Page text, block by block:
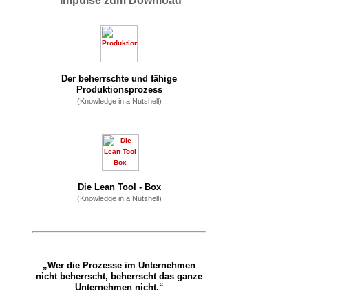
Der beherrschte und fähige
Produktionsprozess
(Knowledge in a Nutshell)
Die Lean Tool - Box
(Knowledge in a Nutshell)
„Wer die Prozesse im Unternehmen
nicht beherrscht, beherrscht das ganze
Unternehmen nicht.“